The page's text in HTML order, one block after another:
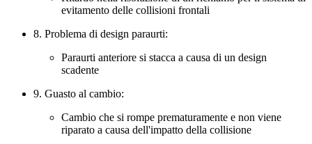
evitamento delle collisioni frontali
8. Problema di design paraurti:
Paraurti anteriore si stacca a causa di un design
scadente
9. Guasto al cambio:
Cambio che si rompe prematuramente e non viene
riparato a causa dell'impatto della collisione